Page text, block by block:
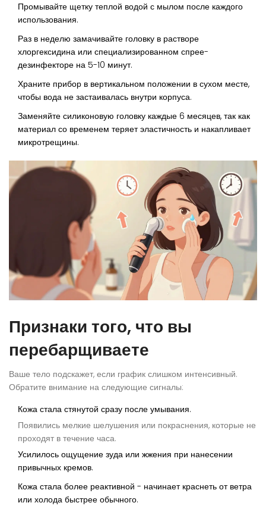
Промывайте щетку теплой водой с мылом после каждого
использования.
Раз в неделю замачивайте головку в растворе
хлоргексидина или специализированном спрее-
дезинфекторе на 5-10 минут.
Храните прибор в вертикальном положении в сухом месте,
чтобы вода не застаивалась внутри корпуса.
Заменяйте силиконовую головку каждые 6 месяцев, так как
материал со временем теряет эластичность и накапливает
микротрещины.
Признаки того, что вы
перебарщиваете
Ваше тело подскажет, если график слишком интенсивный.
Обратите внимание на следующие сигналы:
Кожа стала стянутой сразу после умывания.
Появились мелкие шелушения или покраснения, которые не
проходят в течение часа.
Усилилось ощущение зуда или жжения при нанесении
привычных кремов.
Кожа стала более реактивной - начинает краснеть от ветра
или холода быстрее обычного.